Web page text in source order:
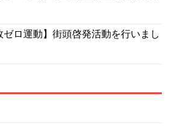
ゼロ運動】街頭啓発活動を行いまし